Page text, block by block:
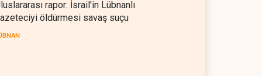
rapor: İsrail'in Lübnanlı
öldürmesi savaş suçu